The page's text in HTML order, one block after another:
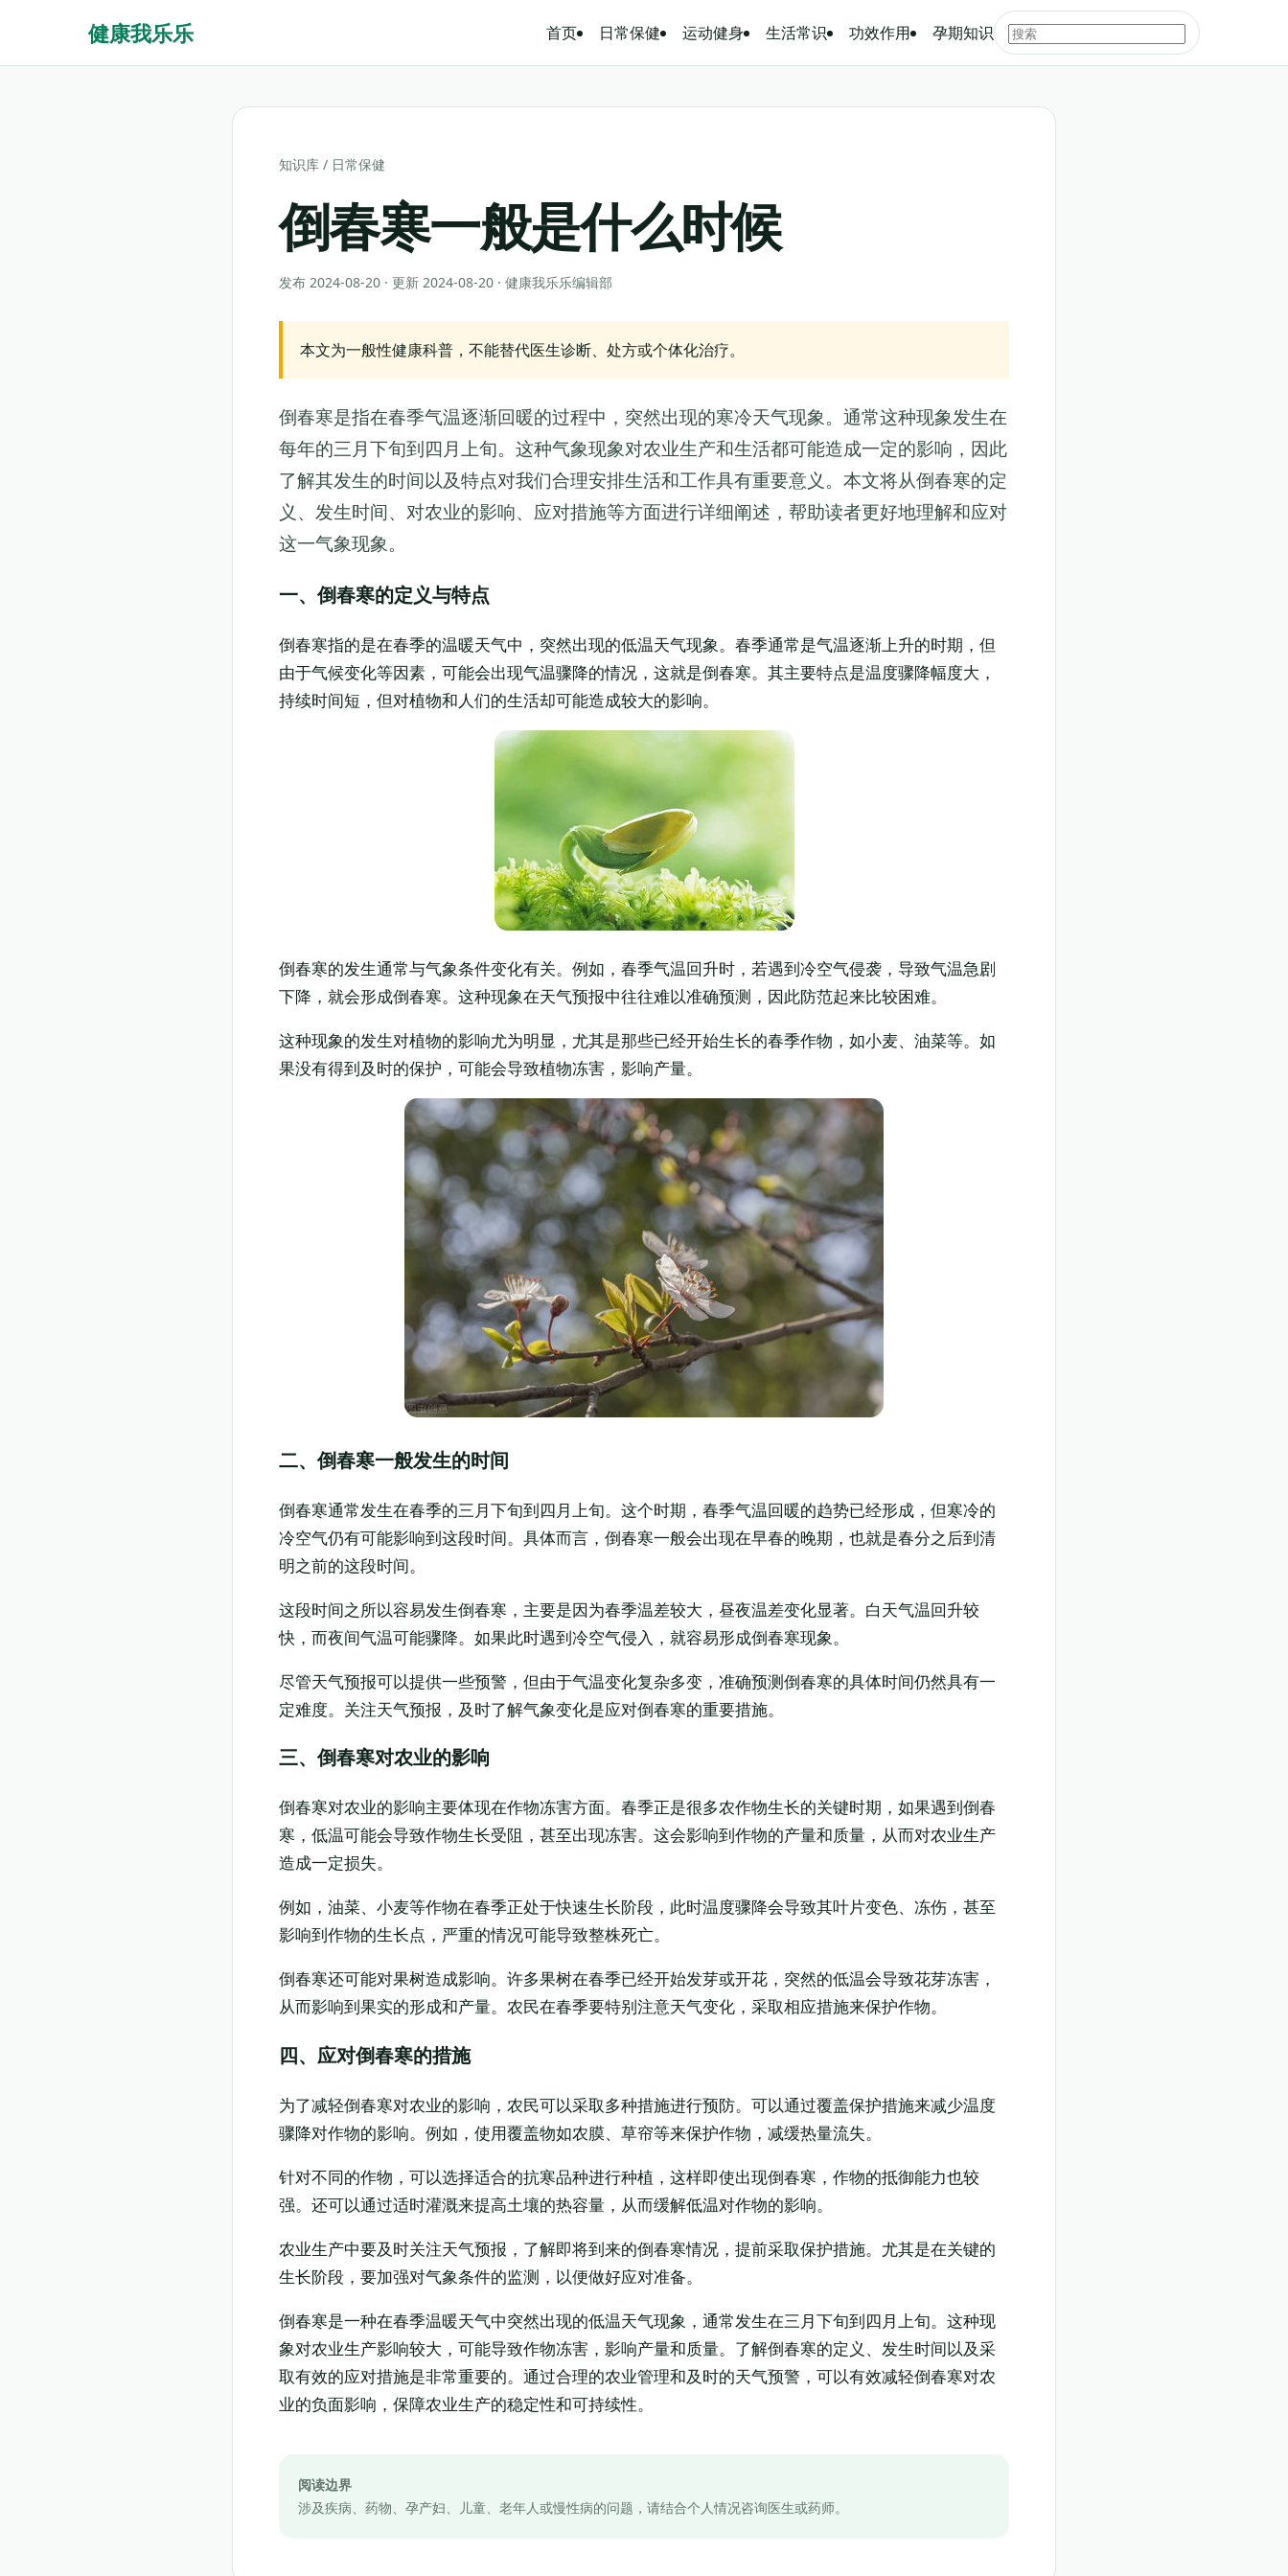
健康我乐乐 首页 日常保健 运动健身 生活常识 功效作用 孕期知识
知识库 / 日常保健
倒春寒一般是什么时候
发布 2024-08-20 · 更新 2024-08-20 · 健康我乐乐编辑部
本文为一般性健康科普，不能替代医生诊断、处方或个体化治疗。
倒春寒是指在春季气温逐渐回暖的过程中，突然出现的寒冷天气现象。通常这种现象发生在
每年的三月下旬到四月上旬。这种气象现象对农业生产和生活都可能造成一定的影响，因此
了解其发生的时间以及特点对我们合理安排生活和工作具有重要意义。本文将从倒春寒的定
义、发生时间、对农业的影响、应对措施等方面进行详细阐述，帮助读者更好地理解和应对
这一气象现象。
一、倒春寒的定义与特点
倒春寒指的是在春季的温暖天气中，突然出现的低温天气现象。春季通常是气温逐渐上升的时期，但
由于气候变化等因素，可能会出现气温骤降的情况，这就是倒春寒。其主要特点是温度骤降幅度大，
持续时间短，但对植物和人们的生活却可能造成较大的影响。
倒春寒的发生通常与气象条件变化有关。例如，春季气温回升时，若遇到冷空气侵袭，导致气温急剧
下降，就会形成倒春寒。这种现象在天气预报中往往难以准确预测，因此防范起来比较困难。
这种现象的发生对植物的影响尤为明显，尤其是那些已经开始生长的春季作物，如小麦、油菜等。如
果没有得到及时的保护，可能会导致植物冻害，影响产量。
二、倒春寒一般发生的时间
倒春寒通常发生在春季的三月下旬到四月上旬。这个时期，春季气温回暖的趋势已经形成，但寒冷的
冷空气仍有可能影响到这段时间。具体而言，倒春寒一般会出现在早春的晚期，也就是春分之后到清
明之前的这段时间。
这段时间之所以容易发生倒春寒，主要是因为春季温差较大，昼夜温差变化显著。白天气温回升较
快，而夜间气温可能骤降。如果此时遇到冷空气侵入，就容易形成倒春寒现象。
尽管天气预报可以提供一些预警，但由于气温变化复杂多变，准确预测倒春寒的具体时间仍然具有一
定难度。关注天气预报，及时了解气象变化是应对倒春寒的重要措施。
三、倒春寒对农业的影响
倒春寒对农业的影响主要体现在作物冻害方面。春季正是很多农作物生长的关键时期，如果遇到倒春
寒，低温可能会导致作物生长受阻，甚至出现冻害。这会影响到作物的产量和质量，从而对农业生产
造成一定损失。
例如，油菜、小麦等作物在春季正处于快速生长阶段，此时温度骤降会导致其叶片变色、冻伤，甚至
影响到作物的生长点，严重的情况可能导致整株死亡。
倒春寒还可能对果树造成影响。许多果树在春季已经开始发芽或开花，突然的低温会导致花芽冻害，
从而影响到果实的形成和产量。农民在春季要特别注意天气变化，采取相应措施来保护作物。
四、应对倒春寒的措施
为了减轻倒春寒对农业的影响，农民可以采取多种措施进行预防。可以通过覆盖保护措施来减少温度
骤降对作物的影响。例如，使用覆盖物如农膜、草帘等来保护作物，减缓热量流失。
针对不同的作物，可以选择适合的抗寒品种进行种植，这样即使出现倒春寒，作物的抵御能力也较
强。还可以通过适时灌溉来提高土壤的热容量，从而缓解低温对作物的影响。
农业生产中要及时关注天气预报，了解即将到来的倒春寒情况，提前采取保护措施。尤其是在关键的
生长阶段，要加强对气象条件的监测，以便做好应对准备。
倒春寒是一种在春季温暖天气中突然出现的低温天气现象，通常发生在三月下旬到四月上旬。这种现
象对农业生产影响较大，可能导致作物冻害，影响产量和质量。了解倒春寒的定义、发生时间以及采
取有效的应对措施是非常重要的。通过合理的农业管理和及时的天气预警，可以有效减轻倒春寒对农
业的负面影响，保障农业生产的稳定性和可持续性。
阅读边界
涉及疾病、药物、孕产妇、儿童、老年人或慢性病的问题，请结合个人情况咨询医生或药师。